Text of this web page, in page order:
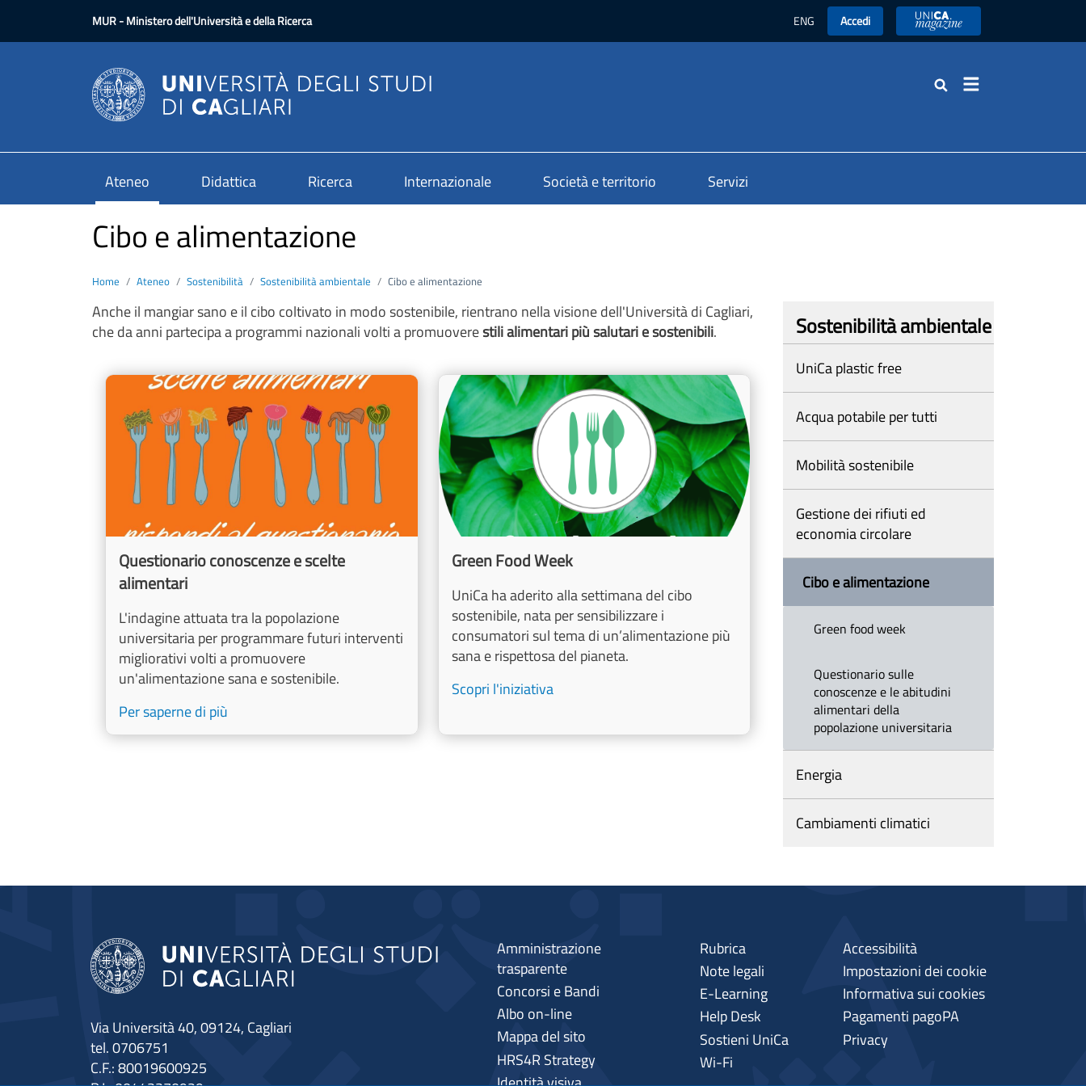
MUR- Ministero dell'Università e della Ricerca ENG Accedi UniCA News
Cerca
Ateneo Didattica Ricerca Internazionale Società e territorio Servizi
Cibo e alimentazione
Home Ateneo Sostenibilità Sostenibilità ambientale Cibo e alimentazione
Anche il mangiar sano e il cibo coltivato in modo sostenibile, rientrano nella visione dell'Università di Cagliari,
che da anni partecipa a programmi nazionali volti a promuoverestili alimentari più salutari e sostenibili.
Cards
Image
Questionario conoscenze e scelte
alimentari
L'indagine attuata tra la popolazione
universitaria per programmare futuri interventi
migliorativi volti a promuovere
un'alimentazione sana e sostenibile.
Per saperne di più
Image
Green Food Week
UniCa ha aderito alla settimana del cibo
sostenibile, nata per sensibilizzare i
consumatori sul tema di un’alimentazione più
sana e rispettosa del pianeta.
Scopri l'iniziativa
Sostenibilità ambientale
UniCa plastic free
Acqua potabile per tutti
Mobilità sostenibile
Gestione dei rifiuti ed
economia circolare
Cibo e alimentazione
Green food week
Questionario sulle
conoscenze e le abitudini
alimentari della
popolazione universitaria
Energia
Cambiamenti climatici
Via Università 40, 09124, Cagliari
tel. 0706751
C.F.: 80019600925
Amministrazione
trasparente
Concorsi e Bandi
Albo on-line
Mappa del sito
HRS4R Strategy
Rubrica
Note legali
E-Learning
Help Desk
Sostieni UniCa
Wi-Fi
Accessibilità
Impostazioni dei cookie
Informativa sui cookies
Pagamenti pagoPA
Privacy